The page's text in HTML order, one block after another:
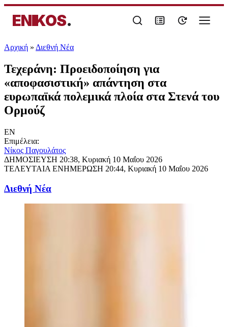
ENIKOS.
Αρχική » Διεθνή Νέα
Τεχεράνη: Προειδοποίηση για
«αποφασιστική» απάντηση στα
ευρωπαϊκά πολεμικά πλοία στα Στενά του
Ορμούζ
EN
Επιμέλεια:
Νίκος Παγουλάτος
ΔΗΜΟΣΙΕΥΣΗ 20:38, Κυριακή 10 Μαΐου 2026
ΤΕΛΕΥΤΑΙΑ ΕΝΗΜΕΡΩΣΗ 20:44, Κυριακή 10 Μαΐου 2026
Διεθνή Νέα